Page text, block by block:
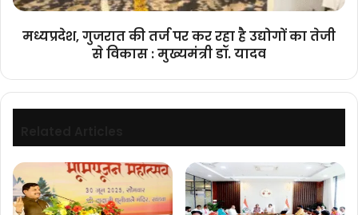
उद्योगों
तेजी
:
मुख्यमंत्री
मध्यप्रदेश, गुजरात की तर्ज पर कर रहा है उद्योगों का तेजी
से विकास : मुख्यमंत्री डॉ. यादव